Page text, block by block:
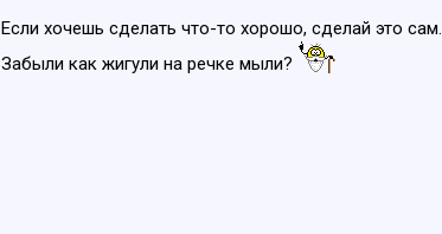
Если хочешь сделать что-то хорошо, сделай это сам.
Забыли как жигули на речке мыли?